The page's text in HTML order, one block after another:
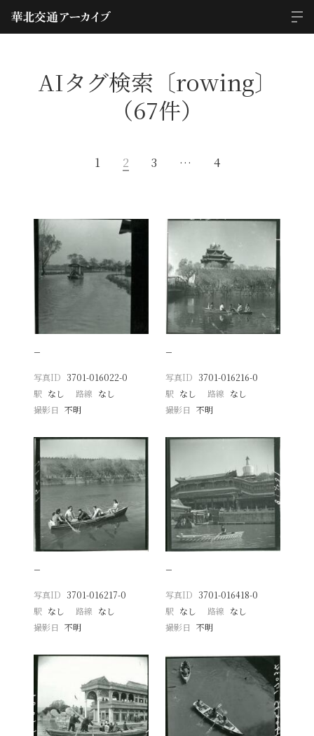
AIタグ検索〔rowing〕
（67件）
1 2 3 … 4
−
写真ID 3701-016022-0
駅 なし 路線 なし
撮影日
不明
−
写真ID 3701-016216-0
駅 なし 路線 なし
撮影日 不明
−
写真ID 3701-016217-0
駅 なし 路線 なし
撮影日
不明
−
写真ID 3701-016418-0
駅 なし 路線 なし
撮影日 不明